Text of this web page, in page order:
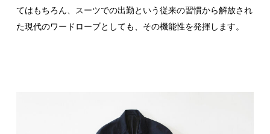
てはもちろん、スーツでの出勤という従来の習慣から解放され
た現代のワードローブとしても、その機能性を発揮します。